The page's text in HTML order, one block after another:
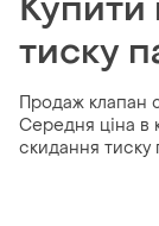
тиску
Продаж клапан
Середня ціна в
скидання